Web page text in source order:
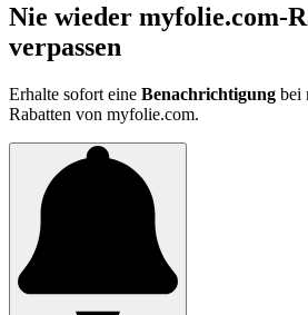
Nie wieder myfolie.com-
verpassen
Erhalte sofort eine Benachrichtigung bei
Rabatten von myfolie.com.